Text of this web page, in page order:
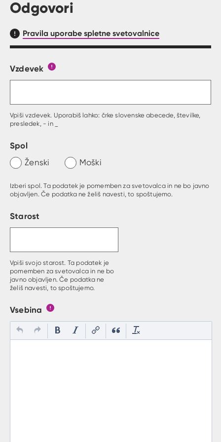
Odgovori
Pravila uporabe spletne svetovalnice
Obrazec, kjer lahko zastaviš vprašanje
Vzdevek
Vpiši vzdevek. Uporabiš lahko: črke slovenske abecede, številke,
presledek, - in _
Spol
Ženski Moški
Izberi spol. Ta podatek je pomemben za svetovalca in ne bo javno
objavljen. Če podatka ne želiš navesti, to spoštujemo.
Starost
Vpiši svojo starost. Ta podatek je
pomemben za svetovalca in ne bo
javno objavljen. Če podatka ne
želiš navesti, to spoštujemo.
Vsebina